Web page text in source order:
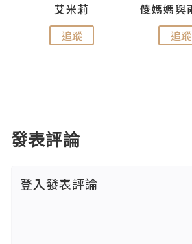
艾米莉
追蹤 追蹤
發表評論
登入發表評論